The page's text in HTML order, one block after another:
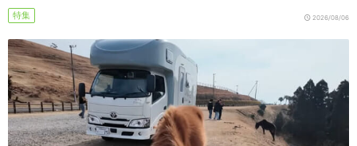
特集 2026/08/06